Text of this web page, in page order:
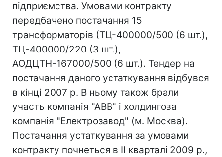
підприємства. Умовами контракту
передбачено постачання 15
трансформаторів (ТЦ-400000/500 (6 шт.),
ТЦ-400000/220 (3 шт.),
АОДЦТН-167000/500 (6 шт.). Тендер на
постачання даного устаткування відбувся
в кінці 2007 р. В ньому також брали
участь компанія "АВВ" і холдингова
компанія "Електрозавод" (м. Москва).
Постачання устаткування за умовами
контракту почнеться в II кварталі 2009 р.,